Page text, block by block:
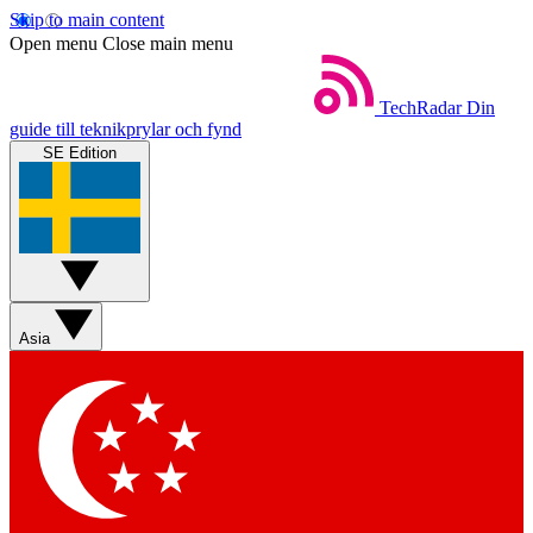
Skip to main content
Open menu Close main menu
TechRadar Din
guide till teknikprylar och fynd
SE Edition
Asia